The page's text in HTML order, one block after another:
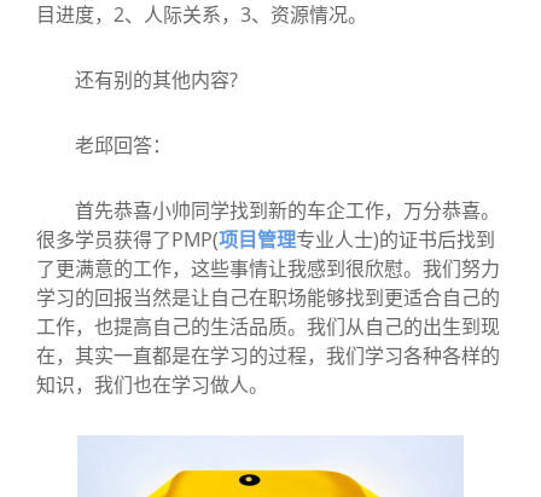
目进度，2、人际关系，3、资源情况。
还有别的其他内容?
老邱回答：
首先恭喜小帅同学找到新的车企工作，万分恭喜。
很多学员获得了PMP(项目管理专业人士)的证书后找到
了更满意的工作，这些事情让我感到很欣慰。我们努力
学习的回报当然是让自己在职场能够找到更适合自己的
工作，也提高自己的生活品质。我们从自己的出生到现
在，其实一直都是在学习的过程，我们学习各种各样的
知识，我们也在学习做人。